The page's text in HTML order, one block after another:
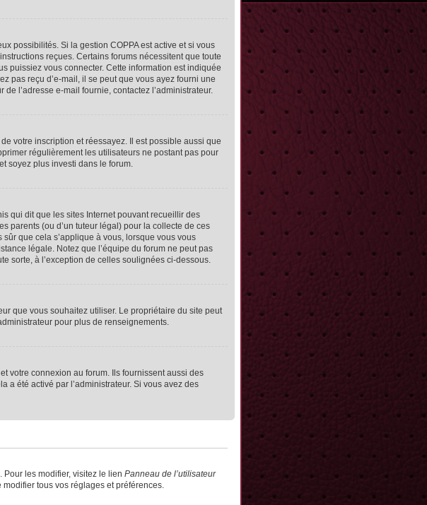
possibilités. Si la gestion COPPA est active et si vous
reçues. Certains forums nécessitent que toute
puissiez vous connecter. Cette information est indiquée
pas reçu d’e-mail, il se peut que vous ayez fourni une
l’adresse e-mail fournie, contactez l’administrateur.
votre inscription et réessayez. Il est possible aussi que
régulièrement les utilisateurs ne postant pas pour
soyez plus investi dans le forum.
qui dit que les sites Internet pouvant recueillir des
parents (ou d’un tuteur légal) pour la collecte de ces
que cela s’applique à vous, lorsque vous vous
légale. Notez que l’équipe du forum ne peut pas
sorte, à l’exception de celles soulignées ci-dessous.
que vous souhaitez utiliser. Le propriétaire du site peut
pour plus de renseignements.
votre connexion au forum. Ils fournissent aussi des
a été activé par l’administrateur. Si vous avez des
les modifier, visitez le lien Panneau de l’utilisateur
tous vos réglages et préférences.